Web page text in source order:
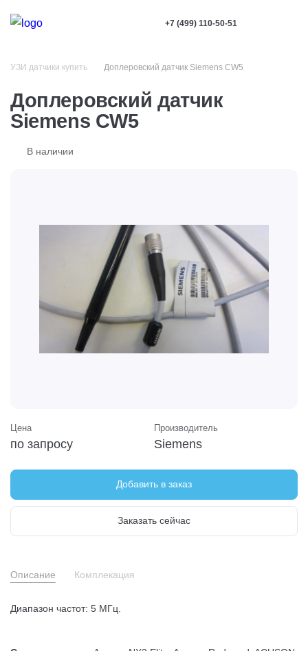
+7 (499) 110-50-51
УЗИ датчики купить Доплеровский датчик Siemens CW5
Доплеровский датчик
Siemens CW5
В наличии
Цена
по запросу
Производитель
Siemens
Добавить в заказ
Заказать сейчас
Описание Комплекация
Диапазон частот: 5 МГц.